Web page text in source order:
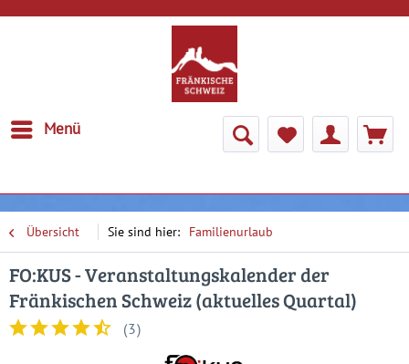
Menü
Übersicht Familienurlaub
FO:KUS - Veranstaltungskalender der
Fränkischen Schweiz (aktuelles Quartal)
(3)